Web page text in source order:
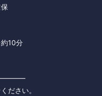
10分
━━━━━
ださい。